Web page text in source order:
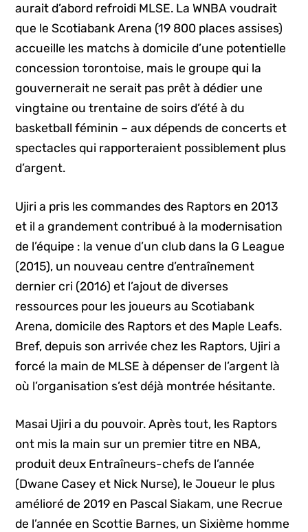
aurait d’abord refroidi MLSE. La WNBA voudrait
que le Scotiabank Arena (19 800 places assises)
accueille les matchs à domicile d’une potentielle
concession torontoise, mais le groupe qui la
gouvernerait ne serait pas prêt à dédier une
vingtaine ou trentaine de soirs d’été à du
basketball féminin – aux dépends de concerts et
spectacles qui rapporteraient possiblement plus
d’argent.
Ujiri a pris les commandes des Raptors en 2013
et il a grandement contribué à la modernisation
de l’équipe : la venue d’un club dans la G League
(2015), un nouveau centre d’entraînement
dernier cri (2016) et l’ajout de diverses
ressources pour les joueurs au Scotiabank
Arena, domicile des Raptors et des Maple Leafs.
Bref, depuis son arrivée chez les Raptors, Ujiri a
forcé la main de MLSE à dépenser de l’argent là
où l’organisation s’est déjà montrée hésitante.
Masai Ujiri a du pouvoir. Après tout, les Raptors
ont mis la main sur un premier titre en NBA,
produit deux Entraîneurs-chefs de l’année
(Dwane Casey et Nick Nurse), le Joueur le plus
amélioré de 2019 en Pascal Siakam, une Recrue
de l’année en Scottie Barnes, un Sixième homme